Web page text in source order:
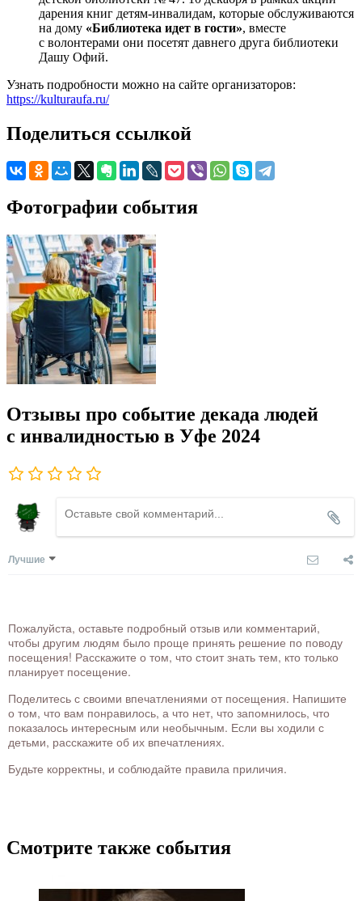
дарения книг детям-инвалидам, которые обслуживаются
на дому «Библиотека идет в гости», вместе
с волонтерами они посетят давнего друга библиотеки
Дашу Офий.
Узнать подробности можно на сайте организаторов:
https://kulturaufa.ru/
Поделиться ссылкой
Фотографии события
Отзывы про событие декада людей
с инвалидностью в Уфе 2024
Лучшие
Пожалуйста, оставьте подробный отзыв или комментарий,
чтобы другим людям было проще принять решение по поводу
посещения! Расскажите о том, что стоит знать тем, кто только
планирует посещение.
Поделитесь с своими впечатлениями от посещения. Напишите
о том, что вам понравилось, а что нет, что запомнилось, что
показалось интересным или необычным. Если вы ходили с
детьми, расскажите об их впечатлениях.
Будьте корректны, и соблюдайте правила приличия.
Смотрите также события